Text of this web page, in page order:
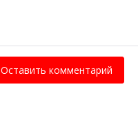
Оставить комментарий